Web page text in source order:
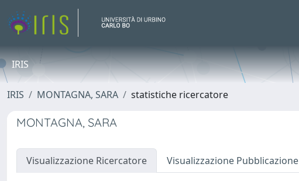
IRIS
IRIS MONTAGNA, SARA statistiche ricercatore
MONTAGNA, SARA
Visualizzazione Ricercatore Visualizzazione Pubblicazione